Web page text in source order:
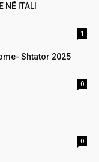
NË ITALI
1
Shtator 2025
0
0